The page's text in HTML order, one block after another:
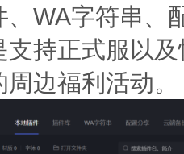
、WA字符串、
支持正式服以
边福利活动。